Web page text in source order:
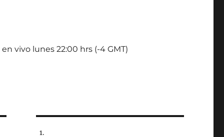
en vivo lunes 22:00 hrs (-4 GMT)